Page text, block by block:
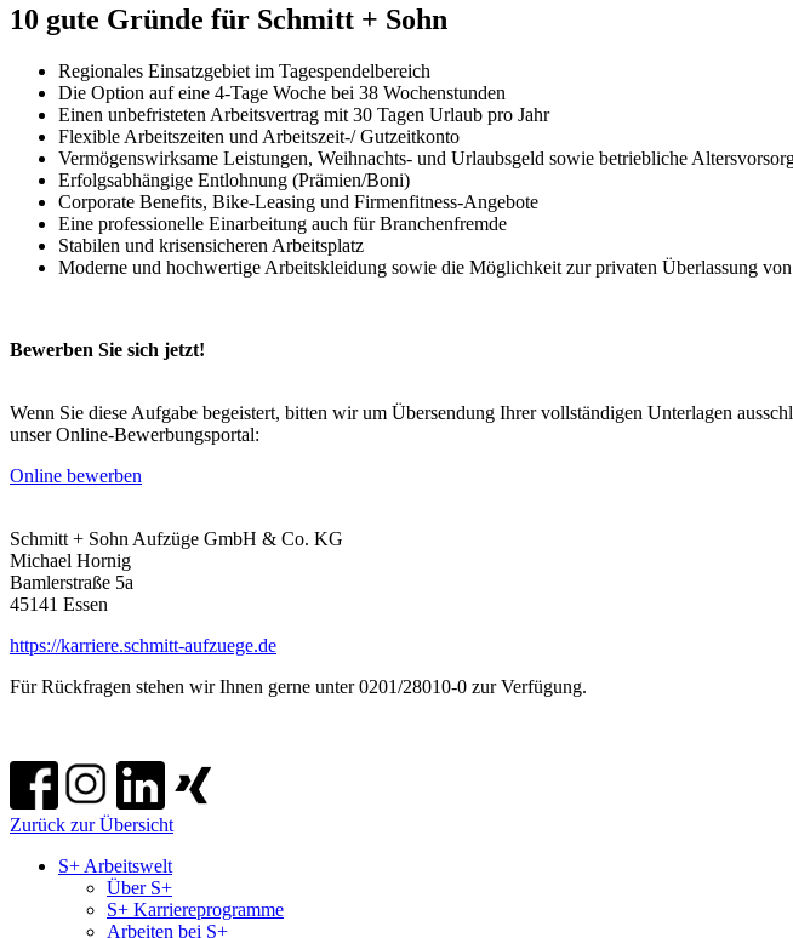
10 gute Gründe für Schmitt + Sohn
Regionales Einsatzgebiet im Tagespendelbereich
Die Option auf eine 4-Tage Woche bei 38 Wochenstunden
Einen unbefristeten Arbeitsvertrag mit 30 Tagen Urlaub pro Jahr
Flexible Arbeitszeiten und Arbeitszeit-/ Gutzeitkonto
Vermögenswirksame Leistungen, Weihnachts- und Urlaubsgeld sowie betriebliche
Erfolgsabhängige Entlohnung (Prämien/Boni)
Corporate Benefits, Bike-Leasing und Firmenfitness-Angebote
Eine professionelle Einarbeitung auch für Branchenfremde
Stabilen und krisensicheren Arbeitsplatz
Moderne und hochwertige Arbeitskleidung sowie die Möglichkeit zur privaten Überlassung
Bewerben Sie sich jetzt!
Wenn Sie diese Aufgabe begeistert, bitten wir um Übersendung Ihrer vollständigen Unterlagen
unser Online-Bewerbungsportal:
Online bewerben
Schmitt + Sohn Aufzüge GmbH & Co. KG
Michael Hornig
Bamlerstraße 5a
45141 Essen
https://karriere.schmitt-aufzuege.de
Für Rückfragen stehen wir Ihnen gerne unter 0201/28010-0 zur Verfügung.
Zurück zur Übersicht
S+ Arbeitswelt
Über S+
S+ Karriereprogramme
Arbeiten bei S+